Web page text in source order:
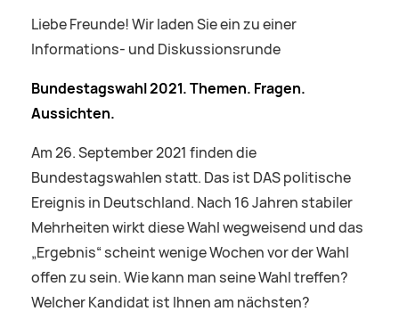
Liebe Freunde! Wir laden Sie ein zu einer
Informations- und Diskussionsrunde
Bundestagswahl 2021. Themen. Fragen.
Aussichten.
Am 26. September 2021 finden die
Bundestagswahlen statt. Das ist DAS politische
Ereignis in Deutschland. Nach 16 Jahren stabiler
Mehrheiten wirkt diese Wahl wegweisend und das
„Ergebnis“ scheint wenige Wochen vor der Wahl
offen zu sein. Wie kann man seine Wahl treffen?
Welcher Kandidat ist Ihnen am nächsten?